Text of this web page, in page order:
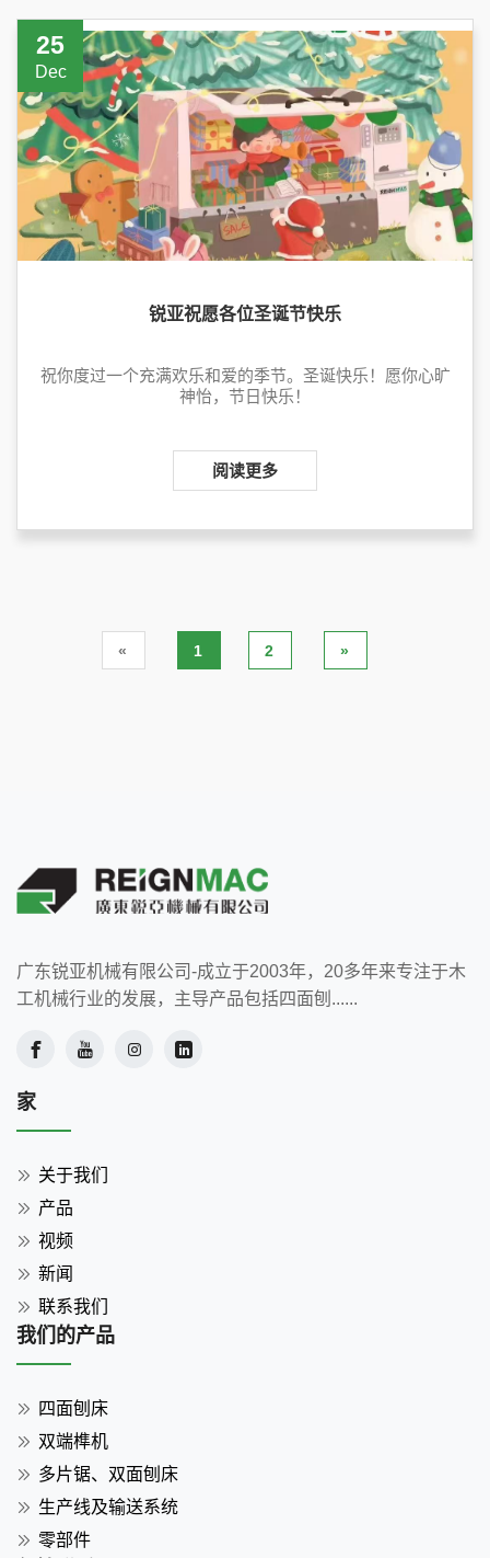
锐亚祝愿各位圣诞节快乐
祝你度过一个充满欢乐和爱的季节。圣诞快乐！愿你心旷
神怡，节日快乐！
阅读更多
25
Dec
« 1 2 »
广东锐亚机械有限公司-成立于2003年，20多年来专注于木
工机械行业的发展，主导产品包括四面刨......
家
关于我们
产品
视频
新闻
联系我们
我们的产品
四面刨床
双端榫机
多片锯、双面刨床
生产线及输送系统
零部件